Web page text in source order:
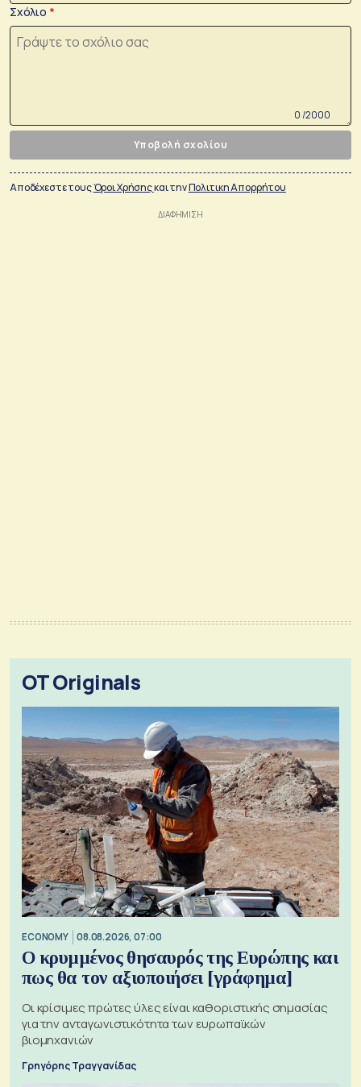
Σχόλιο
0 /2000
Υποβολή σχολίου
Αποδέχεστε τουςΌροι Χρήσηςκαι τηνΠολιτικη Απορρήτου
OT Originals
ECONOMY 08.08.2026, 07:00
Ο κρυμμένος θησαυρός της Ευρώπης και
πως θα τον αξιοποιήσει [γράφημα]
Οι κρίσιμες πρώτες ύλες είναι καθοριστικής σημασίας
για την ανταγωνιστικότητα των ευρωπαϊκών
βιομηχανιών
Γρηγόρης Τραγγανίδας